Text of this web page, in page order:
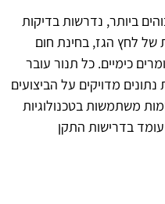
ביותר, נדרשות בדיקות
של לחץ הגז, בחינת חום
כימיים. כל תנור עובר
מדויקים על הביצועים
משתמשות בטכנולוגיות
בדרישות התקן